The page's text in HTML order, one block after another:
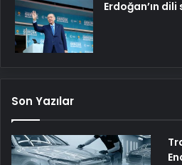
Erdoğan’ın
Son Yazılar